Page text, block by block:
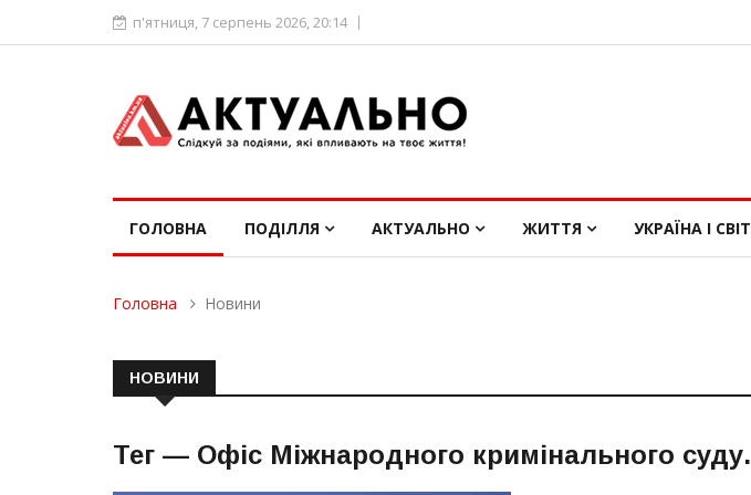
п'ятниця, 7 серпень 2026, 20:14
ГОЛОВНА ПОДІЛЛЯ АКТУАЛЬНО ЖИТТЯ УКРАЇНА І СВІТ
Головна Новини
НОВИНИ
Тег — Офіс Міжнародного кримінального суду.